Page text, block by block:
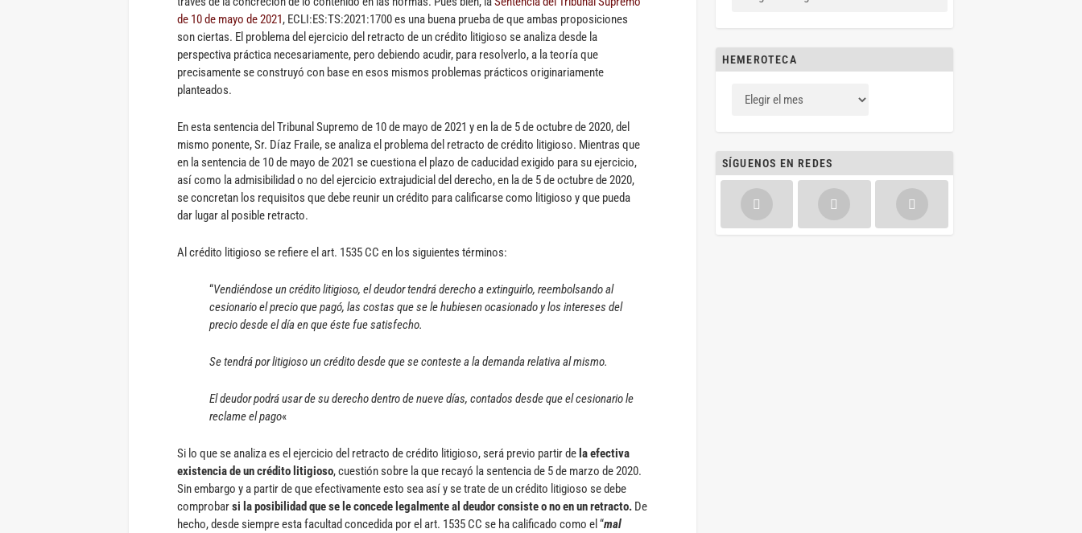
de 10 de mayo de 2021 , ECLI:ES:TS:2021:1700 es una buena prueba de que ambas proposiciones
son ciertas. El problema del ejercicio del retracto de un crédito litigioso se analiza desde la
perspectiva práctica necesariamente, pero debiendo acudir, para resolverlo, a la teoría que
precisamente se construyó con base en esos mismos problemas prácticos originariamente
planteados.
En esta sentencia del Tribunal Supremo de 10 de mayo de 2021 y en la de 5 de octubre de 2020, del
mismo ponente, Sr. Díaz Fraile, se analiza el problema del retracto de crédito litigioso. Mientras que
en la sentencia de 10 de mayo de 2021 se cuestiona el plazo de caducidad exigido para su ejercicio,
así como la admisibilidad o no del ejercicio extrajudicial del derecho, en la de 5 de octubre de 2020,
se concretan los requisitos que debe reunir un crédito para calificarse como litigioso y que pueda
dar lugar al posible retracto.
Al crédito litigioso se refiere el art. 1535 CC en los siguientes términos:
“Vendiéndose un crédito litigioso, el deudor tendrá derecho a extinguirlo, reembolsando al
cesionario el precio que pagó, las costas que se le hubiesen ocasionado y los intereses del
precio desde el día en que éste fue satisfecho.
Se tendrá por litigioso un crédito desde que se conteste a la demanda relativa al mismo.
El deudor podrá usar de su derecho dentro de nueve días, contados desde que el cesionario le
reclame el pago«
Si lo que se analiza es el ejercicio del retracto de crédito litigioso, será previo partir de la efectiva
existencia de un crédito litigioso, cuestión sobre la que recayó la sentencia de 5 de marzo de 2020.
Sin embargo y a partir de que efectivamente esto sea así y se trate de un crédito litigioso se debe
comprobarsi la posibilidad que se le concede legalmente al deudor consiste o no en un retracto. De
hecho, desde siempre esta facultad concedida por el art. 1535 CC se ha calificado como el “mal
HEMEROTECA
SÍGUENOS EN REDES